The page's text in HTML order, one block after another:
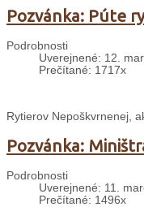
Pozvánka: Púte
Podrobnosti
Uverejnené: 12.
Prečítané: 1717x
Rytierov Nepoškvrnenej,
Pozvánka:
Podrobnosti
Uverejnené: 11.
Prečítané: 1496x